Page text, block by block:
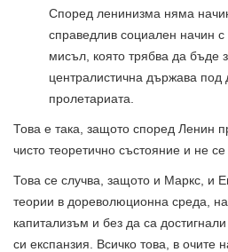
Според ленинизма няма
справедлив социален начин с
мисъл, която трябва да бъде
централистична държава под
пролетариата.
Това е така, защото според Ленин
чисто теоретично състояние и не се
Това се случва, защото и Маркс, и
теории в дореволюционна среда,
капитализъм и без да са
си експанзия. Всичко това, в очите